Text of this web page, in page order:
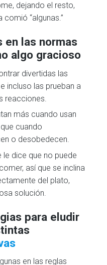
dejando el resto,
“algunas.”
en las normas
algo gracioso
divertidas las
incluso las prueban a
reacciones.
más cuando usan
cuando
o desobedecen.
le dice que no puede
así que se inclina
del plato,
solución.
para eludir
en las reglas